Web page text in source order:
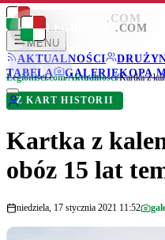
LEGIONISCI .COM
MENU
AKTUALNOŚCI
TABELA
GALERIEKOPA
LEGIONISCI .COM
Legionisci.com/Aktualności/Kartka z
Z KART HISTORII
Kartka z
obóz 15 lat
niedziela, 17 stycznia 2021 11:52